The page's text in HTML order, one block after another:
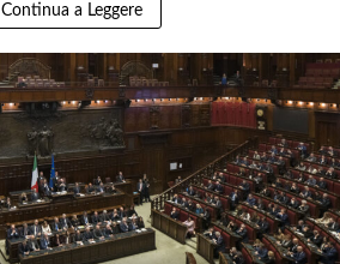
Continua a Leggere